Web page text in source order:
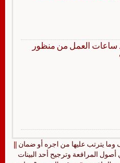
ساعات العمل من منظور
وما يترتب عليها من اجره أو ضمان ||
المرافعة وترجيح أحد البينات